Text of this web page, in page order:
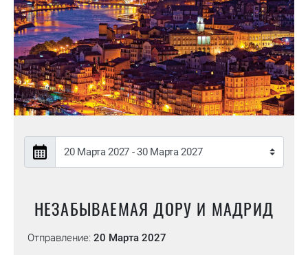
НЕЗАБЫВАЕМАЯ ДОРУ И МАДРИД
Отправление: 20 Марта 2027